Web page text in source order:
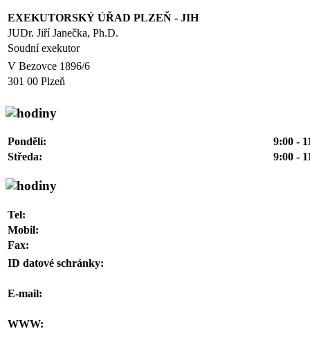
EXEKUTORSKÝ ÚŘAD PLZEŇ - JIH
JUDr. Jiří Janečka, Ph.D.
Soudní exekutor
V Bezovce 1896/6
301 00 Plzeň
Pondělí:
9:00 -
Středa:
9:00 -
Tel:
Mobil:
Fax:
ID datové schránky:
E-mail:
WWW: